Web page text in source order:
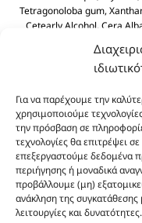
Για να παρέχουμε την
χρησιμοποιούμε
την πρόσβαση σε
τεχνολογίες θα επιτρέψει
επεξεργαστούμε δεδομένα
περιήγησης ή μοναδικά
προβάλλουμε (μη)
ανάκληση της συγκατάθεσης
λειτουργίες και δυνατότητες.
Tetragonoloba gum,
Cetearly Alcohol, Cera
Helianthus Annuus Seed
Tocopheryl Acetate,
Οι φωτογραφίες των